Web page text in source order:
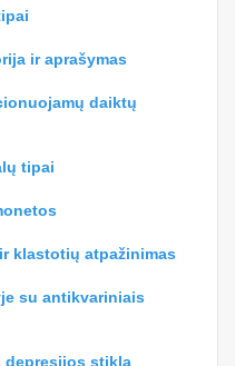
ir aprašymas
daiktų
tipai
klastotių atpažinimas
su antikvariniais
depresijos stiklą